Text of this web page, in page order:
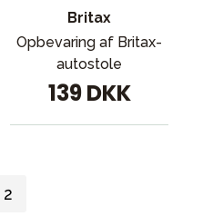
Britax
Opbevaring af Britax-
autostole
139 DKK
2